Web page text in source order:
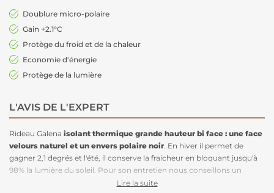
Doublure micro-polaire
Gain +2.1°C
Protège du froid et de la chaleur
Economie d'énergie
Protège de la lumière
L'AVIS DE L'EXPERT
Rideau Galena isolant thermique grande hauteur bi face : une face
velours naturel et un envers polaire noir . En hiver il permet de
gagner 2,1 degrés et l'été, il conserve la fraicheur en bloquant jusqu'à
98% la lumière du soleil. Pour son entretien nous conseillons un
lavage à 30 degrés maximum, pas de chlorage, un nettoyage à sec,
Lire la suite